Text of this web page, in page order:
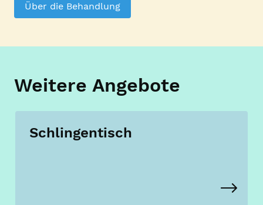
Über die Behandlung
Weitere Angebote
Schlingentisch